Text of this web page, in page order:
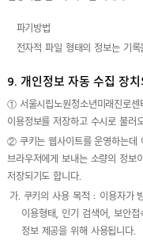
파기방법
전자적 파일 형태의 정보는 기록
9. 개인정보 자동 수집 장
① 서울시립노원청소년미래진로센
이용정보를 저장하고 수시로 불러
② 쿠키는 웹사이트를 운영하는데
브라우저에게 보내는 소량의 정보
저장되기도 합니다.
가. 쿠키의 사용 목적 : 이용자가
이용형태, 인기 검색어, 보안
정보 제공을 위해 사용됩니다.